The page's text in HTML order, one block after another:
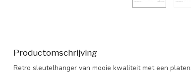
Productomschrijving
Retro sleutelhanger van mooie kwaliteit met een